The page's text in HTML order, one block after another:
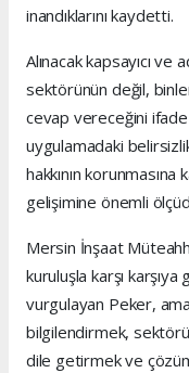
inandıklarını kaydetti.
Alınacak kapsayıcı ve
sektörünün değil,
cevap vereceğini
uygulamadaki
hakkının korunmasına
gelişimine önemli
Mersin İnşaat
kuruluşla karşı karşıya
vurgulayan Peker,
bilgilendirmek,
dile getirmek ve